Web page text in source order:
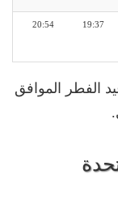
19:37
20:54
الفطر الموافق